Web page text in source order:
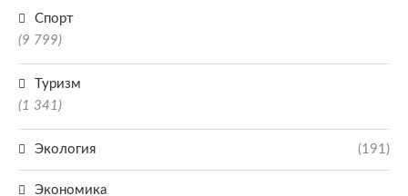
Спорт
(9 799)
Туризм
(1 341)
Экология (191)
Экономика